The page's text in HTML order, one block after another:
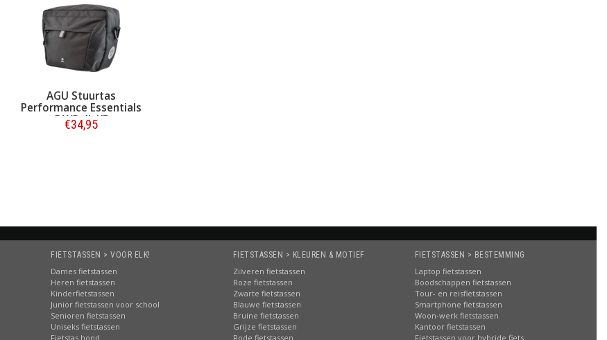
AGU Stuurtas
Performance Essentials
DWR 4L KF
€34,95
FIETSTASSEN > VOOR ELK!
Dames fietstassen
Heren fietstassen
Kinderfietstassen
Junior fietstassen voor school
Senioren fietstassen
Uniseks fietstassen
Fietstas hond
FIETSTASSEN > KLEUREN & MOTIEF
Zilveren fietstassen
Roze fietstassen
Zwarte fietstassen
Blauwe fietstassen
Bruine fietstassen
Grijze fietstassen
Rode fietstassen
FIETSTASSEN > BESTEMMING
Laptop fietstassen
Boodschappen fietstassen
Tour- en reisfietstassen
Smartphone fietstassen
Woon-werk fietstassen
Kantoor fietstassen
Fietstassen voor hybride fiets